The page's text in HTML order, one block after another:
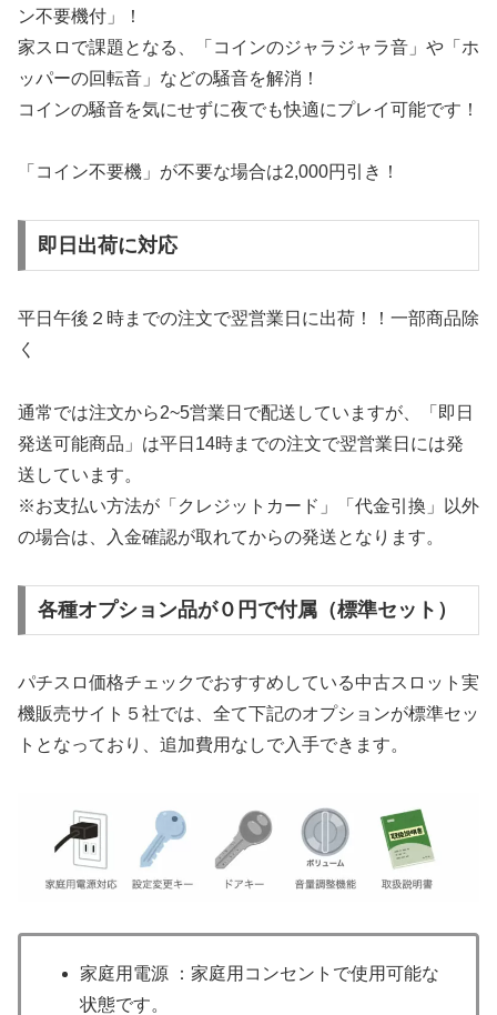
ン不要機付」！
家スロで課題となる、「コインのジャラジャラ音」や「ホ
ッパーの回転音」などの騒音を解消！
コインの騒音を気にせずに夜でも快適にプレイ可能です！
「コイン不要機」が不要な場合は2,000円引き！
即日出荷に対応
平日午後２時までの注文で翌営業日に出荷！！一部商品除
く
通常では注文から2~5営業日で配送していますが、「即日
発送可能商品」は平日14時までの注文で翌営業日には発
送しています。
※お支払い方法が「クレジットカード」「代金引換」以外
の場合は、入金確認が取れてからの発送となります。
各種オプション品が０円で付属（標準セット）
パチスロ価格チェックでおすすめしている中古スロット実
機販売サイト５社では、全て下記のオプションが標準セッ
トとなっており、追加費用なしで入手できます。
家庭用電源 ：家庭用コンセントで使用可能な
状態です。